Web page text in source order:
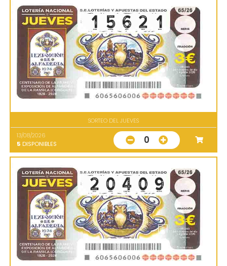
SORTEO DEL JUEVES
13/08/2026
5 DISPONIBLES 0